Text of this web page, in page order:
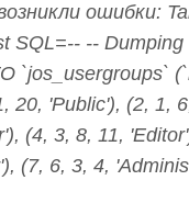
ошибки:
SQL=-- --
`jos_usergroups`
20, 'Public'), (2, 1,
(4, 3, 8, 11,
(7, 6, 3, 4,